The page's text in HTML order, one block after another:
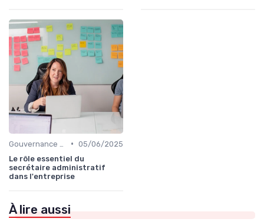
• 05/06/2025
Le rôle essentiel du
secrétaire administratif
dans l'entreprise
À lire aussi